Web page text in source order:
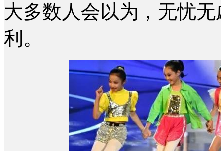
大多数人会以为，无忧
利。